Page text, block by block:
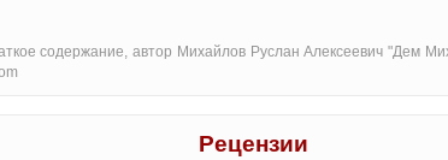
содержание, автор Михайлов Руслан Алексеевич "Дем
Рецензии